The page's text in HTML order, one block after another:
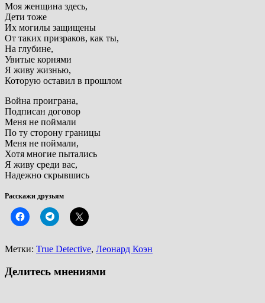
Моя женщина здесь,
Дети тоже
Их могилы защищены
От таких призраков, как ты,
На глубине,
Увитые корнями
Я живу жизнью,
Которую оставил в прошлом
Война проиграна,
Подписан договор
Меня не поймали
По ту сторону границы
Меня не поймали,
Хотя многие пытались
Я живу среди вас,
Надежно скрывшись
Расскажи друзьям
Метки: True Detective, Леонард Коэн
Делитесь мнениями